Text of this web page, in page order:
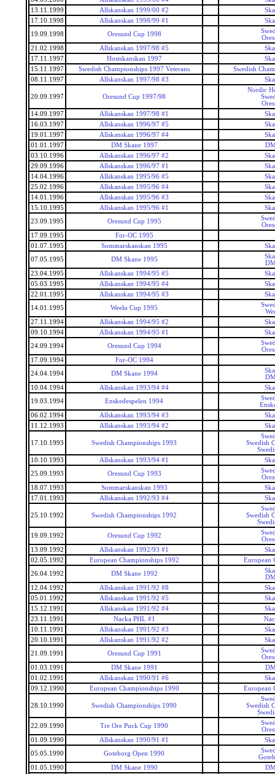
13.11.1999
Allskanskan 1999/00 #2
17.10.1998
Allskanskan 1998/99 #1
19.09.1998
Oresund Cup 1998
21.02.1998
Allskanskan 1997/98 #5
17.11.1997
Hostskanskan 1997
15.11.1997
Swedish Championships 1997 Veterans
Swedish
08.11.1997
Allskanskan 1997/98 #3
20.09.1997 Oresund Cup 1997/98
Nordic
14.09.1997
Allskanskan 1997/98 #1
16.03.1997
Allskanskan 1996/97 #5
19.01.1997
Allskanskan 1996/97 #4
01.01.1997
DM Skane 1997
03.10.1996
Allskanskan 1996/97 #2
29.09.1996
Allskanskan 1996/97 #1
14.04.1996
Allskanskan 1995/96 #5
25.02.1996
Allskanskan 1995/96 #4
14.01.1996
Allskanskan 1995/96 #3
15.10.1995
Allskanskan 1995/96 #1
23.09.1995
Oresund Cup 1995
17.09.1995
For-OC 1995
01.07.1995
Sommarskanskan 1995
07.05.1995
DM Skane 1995
23.04.1995
Allskanskan 1994/95 #5
05.03.1995
Allskanskan 1994/95 #4
22.01.1995
Allskanskan 1994/95 #3
14.01.1995
Weelu Cup 1995
27.11.1994
Allskanskan 1994/95 #2
09.10.1994
Allskanskan 1994/95 #1
24.09.1994
Oresund Cup 1994
17.09.1994
For-OC 1994
24.04.1994
DM Skane 1994
10.04.1994
Allskanskan 1993/94 #4
19.03.1994
Enskedespelen 1994
06.02.1994
Allskanskan 1993/94 #3
11.12.1993
Allskanskan 1993/94 #2
17.10.1993 Swedish Championships 1993
Swedish
10.10.1993
Allskanskan 1993/94 #1
25.09.1993
Oresund Cup 1993
18.07.1993
Sommarskanskan 1993
17.01.1993
Allskanskan 1992/93 #4
25.10.1992 Swedish Championships 1992
Swedish
19.09.1992
Oresund Cup 1992
13.09.1992
Allskanskan 1992/93 #1
02.05.1992
European Championships 1992
European
26.04.1992
DM Skane 1992
12.04.1992
Allskanskan 1991/92 #8
05.01.1992
Allskanskan 1991/92 #5
15.12.1991
Allskanskan 1991/92 #4
23.11.1991
Nacka PHL #1
10.11.1991
Allskanskan 1991/92 #3
20.10.1991
Allskanskan 1991/92 #2
21.09.1991
Oresund Cup 1991
01.03.1991
DM Skane 1991
01.02.1991
Allskanskan 1990/91 #6
09.12.1990
European Championships 1990 European
28.10.1990 Swedish Championships 1990
Swedish
22.09.1990
Tre Ore Puck Cup 1990
01.09.1990
Allskanskan 1990/91 #1
05.05.1990
Goteborg Open 1990
01.05.1990
DM Skane 1990